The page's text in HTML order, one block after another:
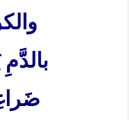
بالدَّمِ